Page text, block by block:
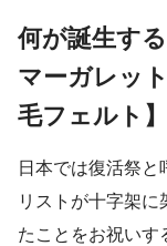
何が誕生す
マーガレッ
毛フェルト】
日本では復活祭と
リストが十字架
たことをお祝いす